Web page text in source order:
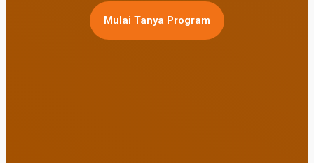
Mulai Tanya Program